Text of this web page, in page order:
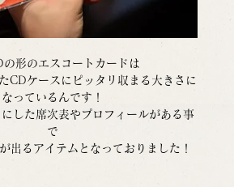
の形のエスコートカードは
CDケースにピッタリ収まる大きさに
なっているんです！
した席次表やプロフィールがある事
で
出るアイテムとなっておりました！